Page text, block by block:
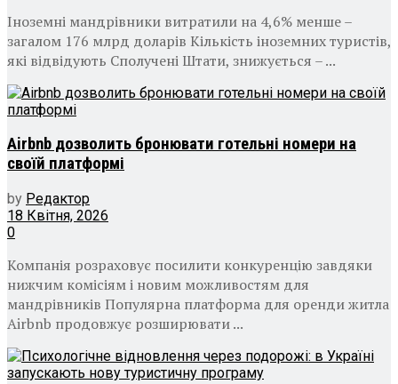
Іноземні мандрівники витратили на 4,6% менше –
загалом 176 млрд доларів Кількість іноземних туристів,
які відвідують Сполучені Штати, знижується – ...
Airbnb дозволить бронювати готельні номери на
своїй платформі
by Редактор
18 Квітня, 2026
0
Компанія розраховує посилити конкуренцію завдяки
нижчим комісіям і новим можливостям для
мандрівників Популярна платформа для оренди житла
Airbnb продовжує розширювати ...